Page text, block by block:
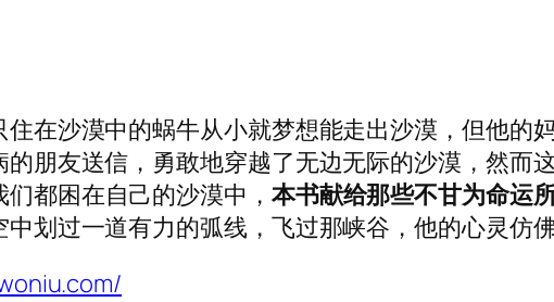
住在沙漠中的蜗牛从小就梦想能走出沙漠，但他
朋友送信，勇敢地穿越了无边无际的沙漠，然而
们都困在自己的沙漠中， 本书献给那些不甘为命运
划过一道有力的弧线，飞过那峡谷，他的心灵仿